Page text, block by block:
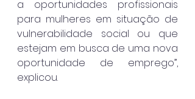
a oportunidades profissionais
para mulheres em situação de
vulnerabilidade social ou que
estejam em busca de uma nova
oportunidade de emprego”,
explicou.